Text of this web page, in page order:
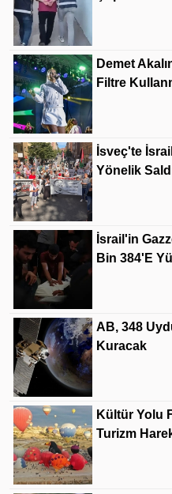
Demet
Filtre
İsveç'te
Yönelik
İsrail'in
Bin 384'e
AB, 348
Kuracak
Kültür Yolu
Turizm